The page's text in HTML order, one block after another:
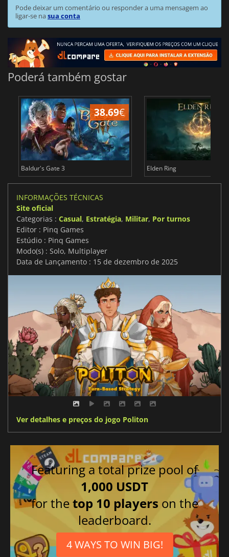
Pode deixar um comentário ou responder a uma mensagem ao
ligar-se nasua conta
Poderá também gostar
38.69€
Baldur's Gate 3 Elden Ring
INFORMAÇÕES TÉCNICAS
Site oficial
Categorias : Casual, Estratégia, Militar, Por turnos
Editor : Pinq Games
Estúdio : Pinq Games
Modo(s) : Solo, Multiplayer
Data de Lançamento : 15 de dezembro de 2025
Ver detalhes e preços do jogo Politon
Featuring a total prize pool of
1,000 USDT
for thetop 10 players on the
leaderboard.
4 WAYS TO WIN BIG!